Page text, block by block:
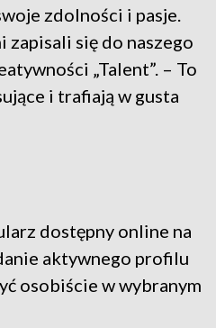
zdolności i pasje.
zapisali się do naszego
„Talent”. – To
i trafiają w gusta
dostępny online na
aktywnego profilu
osobiście w wybranym